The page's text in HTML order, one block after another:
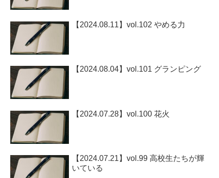
【2024.08.11】vol.102 やめる力
【2024.08.04】vol.101 グランピング
【2024.07.28】vol.100 花火
【2024.07.21】vol.99 高校生たちが輝
いている